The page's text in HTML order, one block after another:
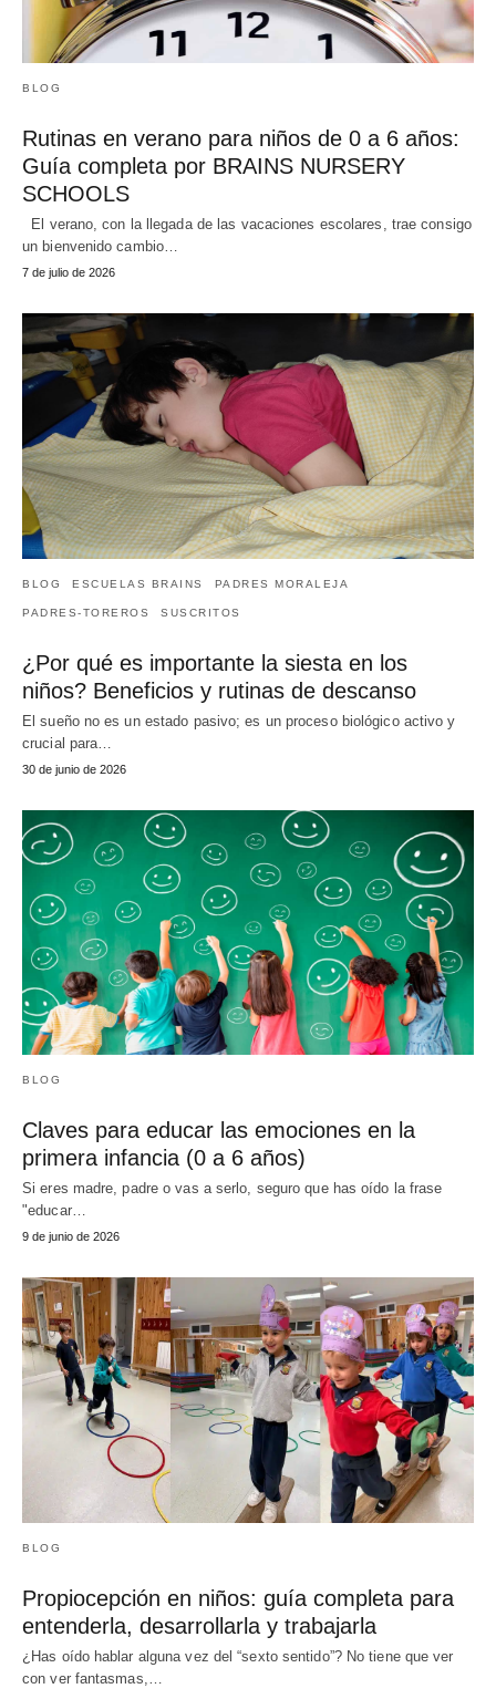
BLOG
Rutinas en verano para niños de 0 a 6 años:
Guía completa por BRAINS NURSERY
SCHOOLS
El verano, con la llegada de las vacaciones escolares, trae consigo
un bienvenido cambio…
7 de julio de 2026
BLOG ESCUELAS BRAINS PADRES MORALEJA
PADRES-TOREROS SUSCRITOS
¿Por qué es importante la siesta en los
niños? Beneficios y rutinas de descanso
El sueño no es un estado pasivo; es un proceso biológico activo y
crucial para…
30 de junio de 2026
BLOG
Claves para educar las emociones en la
primera infancia (0 a 6 años)
Si eres madre, padre o vas a serlo, seguro que has oído la frase
"educar…
9 de junio de 2026
BLOG
Propiocepción en niños: guía completa para
entenderla, desarrollarla y trabajarla
¿Has oído hablar alguna vez del “sexto sentido”? No tiene que ver
con ver fantasmas,…